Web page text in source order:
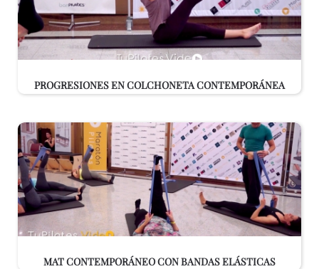
PROGRESIONES EN COLCHONETA CONTEMPORÁNEA
MAT CONTEMPORÁNEO CON BANDAS ELÁSTICAS